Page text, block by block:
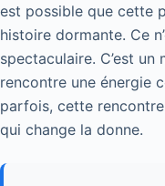
est possible que cette
histoire dormante. Ce
spectaculaire. C’est
rencontre une énergie
parfois, cette
qui change la donne.